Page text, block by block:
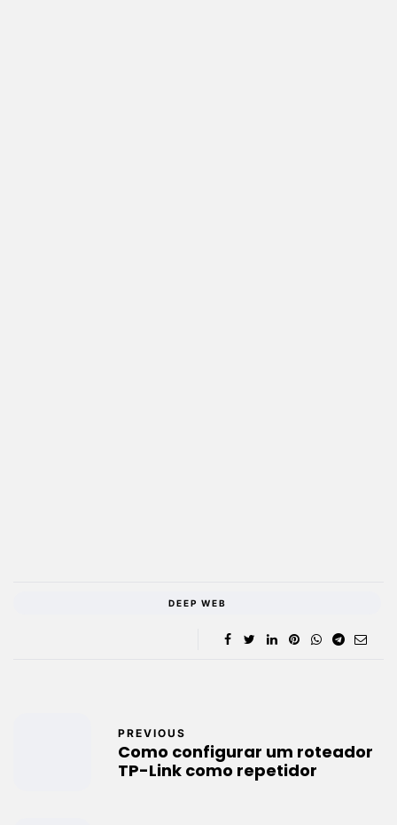
DEEP WEB
PREVIOUS
Como configurar um roteador
TP-Link como repetidor